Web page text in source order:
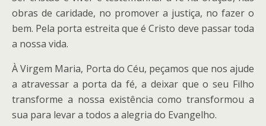
obras de caridade, no promover a justiça, no fazer o
bem. Pela porta estreita que é Cristo deve passar toda
a nossa vida.
À Virgem Maria, Porta do Céu, peçamos que nos ajude
a atravessar a porta da fé, a deixar que o seu Filho
transforme a nossa existência como transformou a
sua para levar a todos a alegria do Evangelho.